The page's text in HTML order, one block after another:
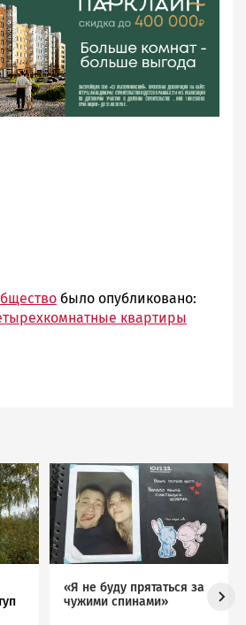
было опубликовано:
квартиры
Image
«Я не буду прятаться за
чужими спинами»